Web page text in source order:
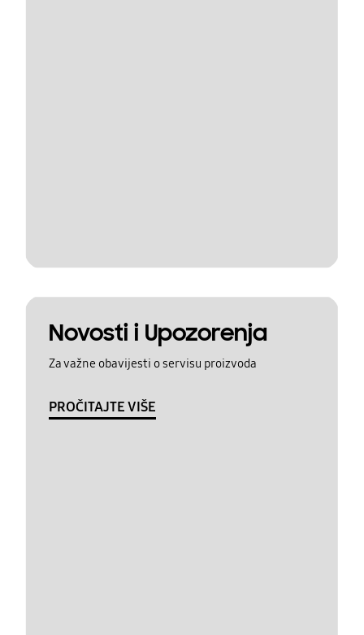
Novosti i Upozorenja
Za važne obavijesti o servisu proizvoda
PROČITAJTE VIŠE